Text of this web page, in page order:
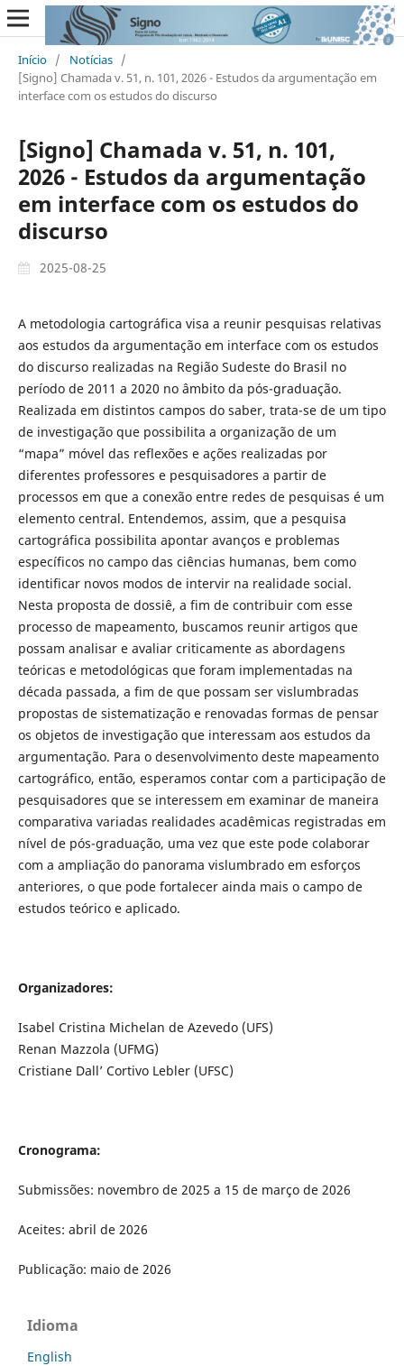
Início / Notícias /
[Signo] Chamada v. 51, n. 101, 2026 - Estudos da argumentação em
interface com os estudos do discurso
[Signo] Chamada v. 51, n. 101,
2026 - Estudos da argumentação
em interface com os estudos do
discurso
2025-08-25
A metodologia cartográfica visa a reunir pesquisas relativas
aos estudos da argumentação em interface com os estudos
do discurso realizadas na Região Sudeste do Brasil no
período de 2011 a 2020 no âmbito da pós-graduação.
Realizada em distintos campos do saber, trata-se de um tipo
de investigação que possibilita a organização de um
“mapa” móvel das reflexões e ações realizadas por
diferentes professores e pesquisadores a partir de
processos em que a conexão entre redes de pesquisas é um
elemento central. Entendemos, assim, que a pesquisa
cartográfica possibilita apontar avanços e problemas
específicos no campo das ciências humanas, bem como
identificar novos modos de intervir na realidade social.
Nesta proposta de dossiê, a fim de contribuir com esse
processo de mapeamento, buscamos reunir artigos que
possam analisar e avaliar criticamente as abordagens
teóricas e metodológicas que foram implementadas na
década passada, a fim de que possam ser vislumbradas
propostas de sistematização e renovadas formas de pensar
os objetos de investigação que interessam aos estudos da
argumentação. Para o desenvolvimento deste mapeamento
cartográfico, então, esperamos contar com a participação de
pesquisadores que se interessem em examinar de maneira
comparativa variadas realidades acadêmicas registradas em
nível de pós-graduação, uma vez que este pode colaborar
com a ampliação do panorama vislumbrado em esforços
anteriores, o que pode fortalecer ainda mais o campo de
estudos teórico e aplicado.
Organizadores:
Isabel Cristina Michelan de Azevedo (UFS)
Renan Mazzola (UFMG)
Cristiane Dall’ Cortivo Lebler (UFSC)
Cronograma:
Submissões: novembro de 2025 a 15 de março de 2026
Aceites: abril de 2026
Publicação: maio de 2026
Idioma
English